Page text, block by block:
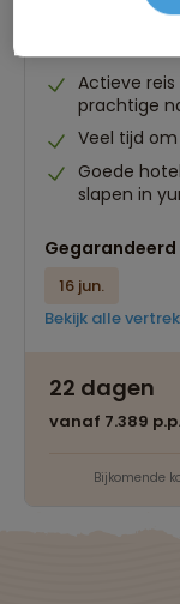
Actieve
prachtige
Veel tijd
Goede
slapen in
16 jun.
Bekijk alle
22 dagen
vanaf 7.389 p.p.
Bijkomende